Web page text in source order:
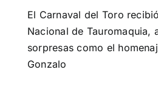
El Carnaval del Toro
Nacional de Tauromaquia,
sorpresas como el
Gonzalo